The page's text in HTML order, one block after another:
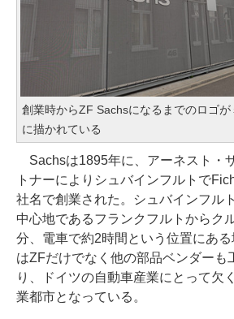
創業時からZF Sachsになるまでのロゴ
に描かれている
Sachsは1895年に、アーネスト・
トナーによりシュバインフルトで
社名で創業された。シュバインフル
中心地であるフランクフルトからク
分、電車で約2時間という位置にあ
はZFだけでなく他の部品ベンダーも
り、ドイツの自動車産業にとって欠
業都市となっている。